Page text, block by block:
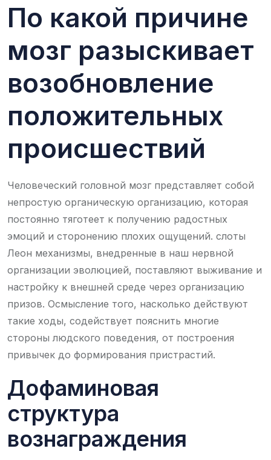
По какой причине
мозг разыскивает
возобновление
положительных
происшествий
Человеческий головной мозг представляет собой
непростую органическую организацию, которая
постоянно тяготеет к получению радостных
эмоций и сторонению плохих ощущений. слоты
Леон механизмы, внедренные в наш нервной
организации эволюцией, поставляют выживание и
настройку к внешней среде через организацию
призов. Осмысление того, насколько действуют
такие ходы, содействует пояснить многие
стороны людского поведения, от построения
привычек до формирования пристрастий.
Дофаминовая
структура
вознаграждения